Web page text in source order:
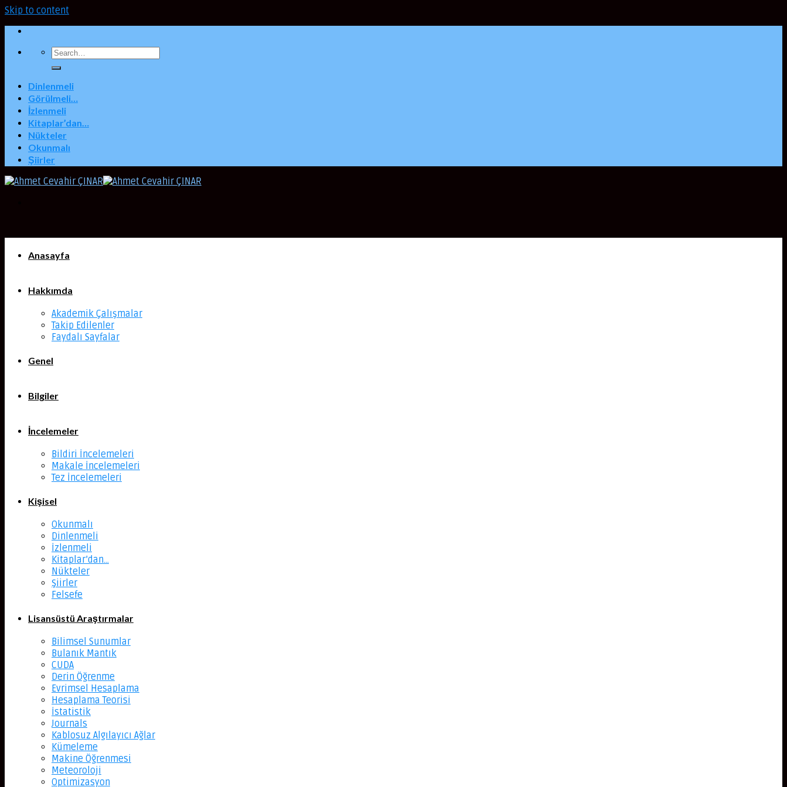
Skip to content
Dinlenmeli
Görülmeli…
İzlenmeli
Kitaplar’dan…
Nükteler
Okunmalı
Şiirler
Anasayfa
Hakkımda
Akademik Çalışmalar
Takip Edilenler
Faydalı Sayfalar
Genel
Bilgiler
İncelemeler
Bildiri İncelemeleri
Makale İncelemeleri
Tez İncelemeleri
Kişisel
Okunmalı
Dinlenmeli
İzlenmeli
Kitaplar’dan…
Nükteler
Şiirler
Felsefe
Lisansüstü Araştırmalar
Bilimsel Sunumlar
Bulanık Mantık
CUDA
Derin Öğrenme
Evrimsel Hesaplama
Hesaplama Teorisi
İstatistik
Journals
Kablosuz Algılayıcı Ağlar
Kümeleme
Makine Öğrenmesi
Meteoroloji
Optimizasyon